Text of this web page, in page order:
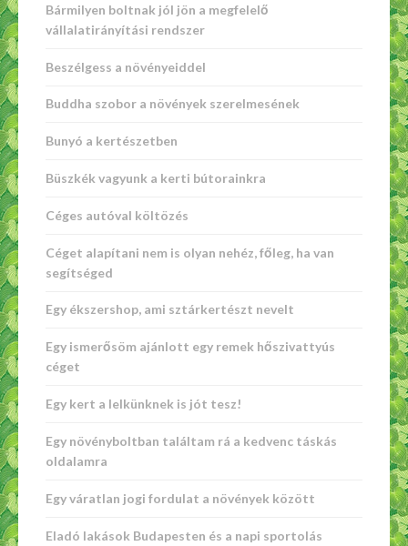
Bármilyen boltnak jól jön a megfelelő
vállalatirányítási rendszer
Beszélgess a növényeiddel
Buddha szobor a növények szerelmesének
Bunyó a kertészetben
Büszkék vagyunk a kerti bútorainkra
Céges autóval költözés
Céget alapítani nem is olyan nehéz, főleg, ha van
segítséged
Egy ékszershop, ami sztárkertészt nevelt
Egy ismerősöm ajánlott egy remek hőszivattyús
céget
Egy kert a lelkünknek is jót tesz!
Egy növényboltban találtam rá a kedvenc táskás
oldalamra
Egy váratlan jogi fordulat a növények között
Eladó lakások Budapesten és a napi sportolás